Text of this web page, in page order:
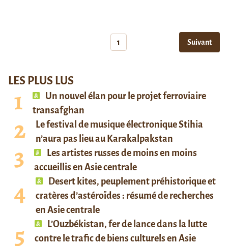
1 Suivant
LES PLUS LUS
Un nouvel élan pour le projet ferroviaire
transafghan
Le festival de musique électronique Stihia
n’aura pas lieu au Karakalpakstan
Les artistes russes de moins en moins
accueillis en Asie centrale
Desert kites, peuplement préhistorique et
cratères d’astéroïdes : résumé de recherches
en Asie centrale
L’Ouzbékistan, fer de lance dans la lutte
contre le trafic de biens culturels en Asie